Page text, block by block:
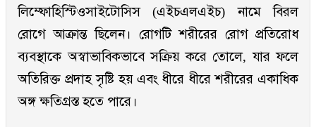
লিম্ফোহিস্টিওসাইটোসিস (এইচএলএইচ) নামে বিরল
রোগে আক্রান্ত ছিলেন। রোগটি শরীরের রোগ প্রতিরোধ
ব্যবস্থাকে অস্বাভাবিকভাবে সক্রিয় করে তোলে, যার ফলে
অতিরিক্ত প্রদাহ সৃষ্টি হয় এবং ধীরে ধীরে শরীরের একাধিক
অঙ্গ ক্ষতিগ্রস্ত হতে পারে।